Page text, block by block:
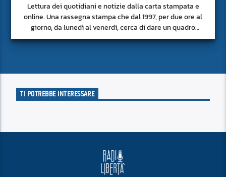
Lettura dei quotidiani e notizie dalla carta stampata e
online. Una rassegna stampa che dal 1997, per due ore al
giorno, da lunedì al venerdì, cerca di dare un quadro
approfondito delle notizie del giorno, senza fermarsi alla
TI POTREBBE INTERESSARE